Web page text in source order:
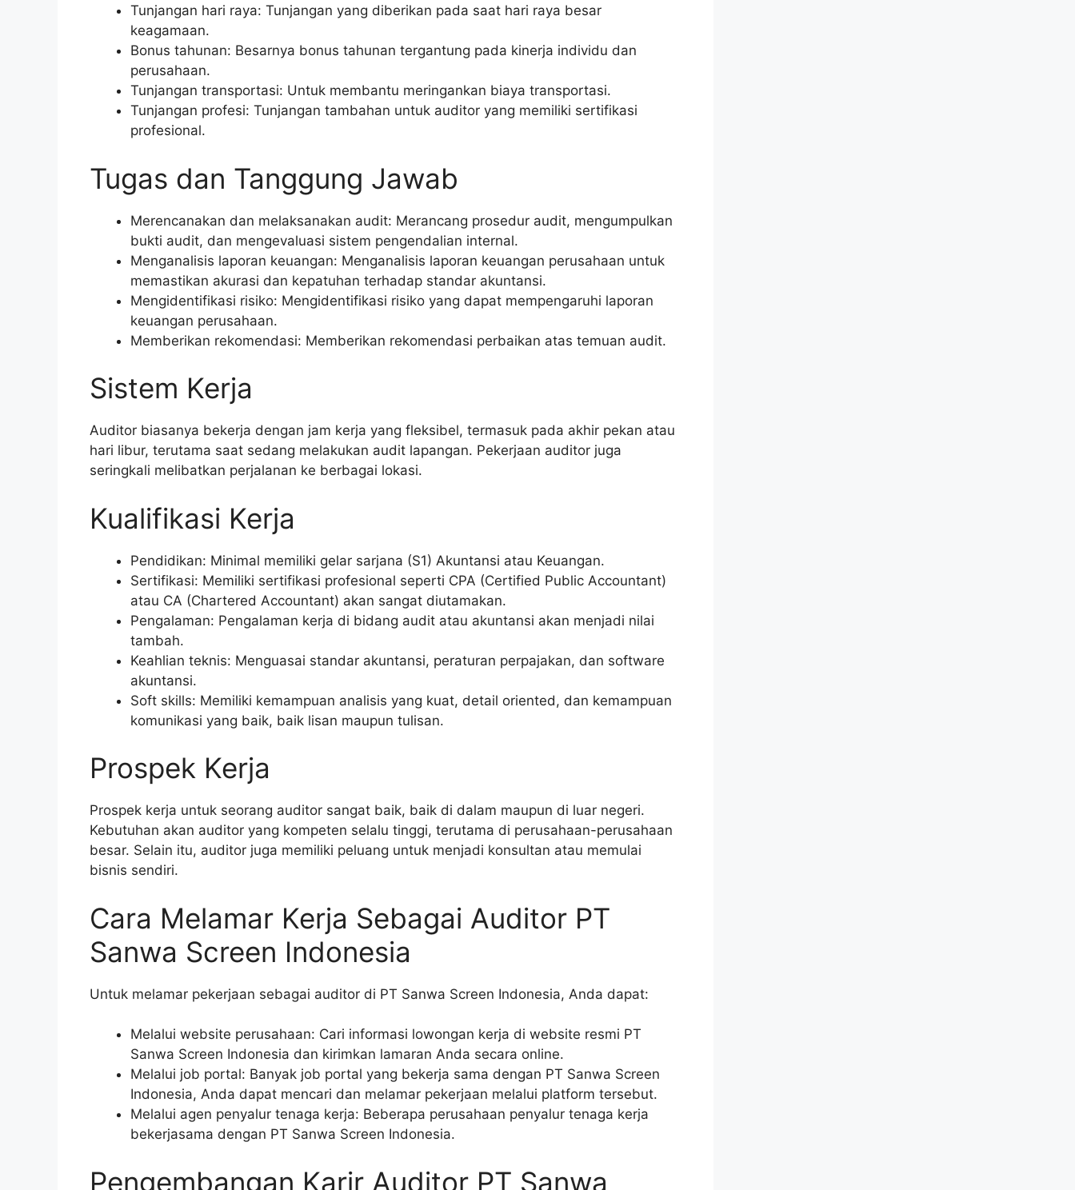
Tunjangan hari raya: Tunjangan yang diberikan pada saat hari raya besar
keagamaan.
Bonus tahunan: Besarnya bonus tahunan tergantung pada kinerja individu dan
perusahaan.
Tunjangan transportasi: Untuk membantu meringankan biaya transportasi.
Tunjangan profesi: Tunjangan tambahan untuk auditor yang memiliki sertifikasi
profesional.
Tugas dan Tanggung Jawab
Merencanakan dan melaksanakan audit: Merancang prosedur audit, mengumpulkan
bukti audit, dan mengevaluasi sistem pengendalian internal.
Menganalisis laporan keuangan: Menganalisis laporan keuangan perusahaan untuk
memastikan akurasi dan kepatuhan terhadap standar akuntansi.
Mengidentifikasi risiko: Mengidentifikasi risiko yang dapat mempengaruhi laporan
keuangan perusahaan.
Memberikan rekomendasi: Memberikan rekomendasi perbaikan atas temuan audit.
Sistem Kerja
Auditor biasanya bekerja dengan jam kerja yang fleksibel, termasuk pada akhir pekan atau
hari libur, terutama saat sedang melakukan audit lapangan. Pekerjaan auditor juga
seringkali melibatkan perjalanan ke berbagai lokasi.
Kualifikasi Kerja
Pendidikan: Minimal memiliki gelar sarjana (S1) Akuntansi atau Keuangan.
Sertifikasi: Memiliki sertifikasi profesional seperti CPA (Certified Public Accountant)
atau CA (Chartered Accountant) akan sangat diutamakan.
Pengalaman: Pengalaman kerja di bidang audit atau akuntansi akan menjadi nilai
tambah.
Keahlian teknis: Menguasai standar akuntansi, peraturan perpajakan, dan software
akuntansi.
Soft skills: Memiliki kemampuan analisis yang kuat, detail oriented, dan kemampuan
komunikasi yang baik, baik lisan maupun tulisan.
Prospek Kerja
Prospek kerja untuk seorang auditor sangat baik, baik di dalam maupun di luar negeri.
Kebutuhan akan auditor yang kompeten selalu tinggi, terutama di perusahaan-perusahaan
besar. Selain itu, auditor juga memiliki peluang untuk menjadi konsultan atau memulai
bisnis sendiri.
Cara Melamar Kerja Sebagai Auditor PT
Sanwa Screen Indonesia
Untuk melamar pekerjaan sebagai auditor di PT Sanwa Screen Indonesia, Anda dapat:
Melalui website perusahaan: Cari informasi lowongan kerja di website resmi PT
Sanwa Screen Indonesia dan kirimkan lamaran Anda secara online.
Melalui job portal: Banyak job portal yang bekerja sama dengan PT Sanwa Screen
Indonesia, Anda dapat mencari dan melamar pekerjaan melalui platform tersebut.
Melalui agen penyalur tenaga kerja: Beberapa perusahaan penyalur tenaga kerja
bekerjasama dengan PT Sanwa Screen Indonesia.
Pengembangan Karir Auditor PT Sanwa